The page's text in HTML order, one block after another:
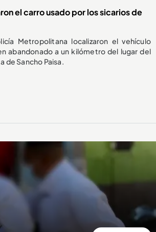
el carro usado por los sicarios de
Metropolitana localizaron el vehículo
abandonado a un kilómetro del lugar del
de Sancho Paisa.